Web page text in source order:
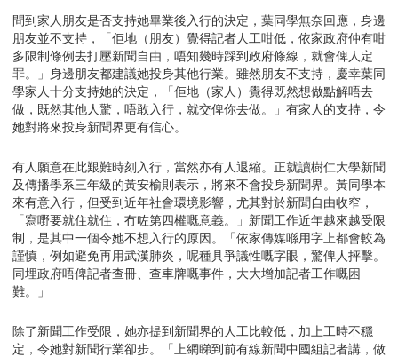
問到家人朋友是否支持她畢業後入行的決定，葉同學無奈回應，身邊
朋友並不支持，「佢地（朋友）覺得記者人工咁低，依家政府仲有咁
多限制條例去打壓新聞自由，唔知幾時踩到政府條線，就會俾人定
罪。」身邊朋友都建議她投身其他行業。雖然朋友不支持，慶幸葉同
學家人十分支持她的決定，「佢地（家人）覺得既然想做點解唔去
做，既然其他人驚，唔敢入行，就交俾你去做。」有家人的支持，令
她對將來投身新聞界更有信心。
有人願意在此艱難時刻入行，當然亦有人退縮。正就讀樹仁大學新聞
及傳播學系三年級的黃安榆則表示，將來不會投身新聞界。黃同學本
來有意入行，但受到近年社會環境影響，尤其對於新聞自由收窄，
「寫嘢要就住就住，冇咗第四權嘅意義。」新聞工作近年越來越受限
制，是其中一個令她不想入行的原因。「依家傳媒喺用字上都會較為
謹慎，例如避免再用武漢肺炎，呢種具爭議性嘅字眼，驚俾人抨擊。
同埋政府唔俾記者查冊、查車牌嘅事件，大大增加記者工作嘅困
難。」
除了新聞工作受限，她亦提到新聞界的人工比較低，加上工時不穩
定，令她對新聞行業卻步。「上網睇到前有線新聞中國組記者講，做